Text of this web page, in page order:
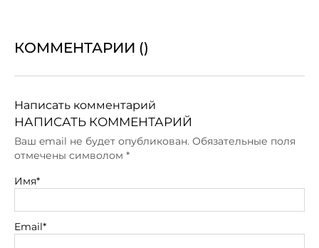
КОММЕНТАРИИ ()
Написать комментарий
НАПИСАТЬ КОММЕНТАРИЙ
Ваш email не будет опубликован. Обязательные поля
отмечены символом *
Имя*
Email*